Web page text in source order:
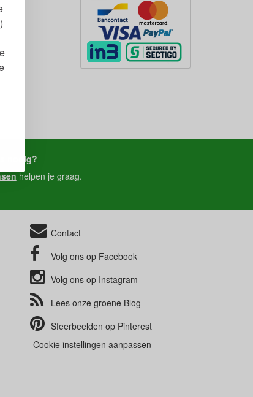
nodig?
helpen je graag.
Contact
Volg ons op Facebook
Volg ons op Instagram
Lees onze groene Blog
Sfeerbeelden op Pinterest
Cookie instellingen aanpassen